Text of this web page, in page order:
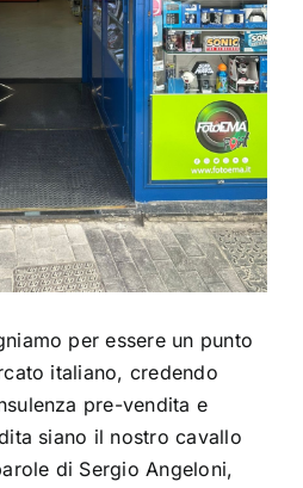
per essere un punto
italiano, credendo
pre-vendita e
siano il nostro cavallo
di Sergio Angeloni,